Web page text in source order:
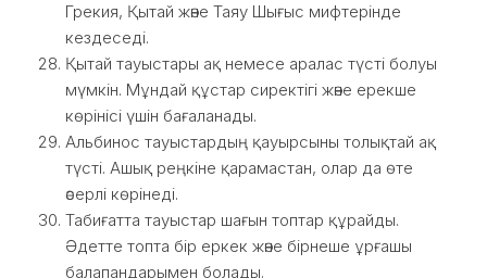
Грекия, Қытай және Таяу Шығыс мифтерінде
кездеседі.
Қытай тауыстары ақ немесе аралас түсті болуы
мүмкін. Мұндай құстар сиректігі және ерекше
көрінісі үшін бағаланады.
Альбинос тауыстардың қауырсыны толықтай ақ
түсті. Ашық реңкіне қарамастан, олар да өте
әсерлі көрінеді.
Табиғатта тауыстар шағын топтар құрайды.
Әдетте топта бір еркек және бірнеше ұрғашы
балапандарымен болады.